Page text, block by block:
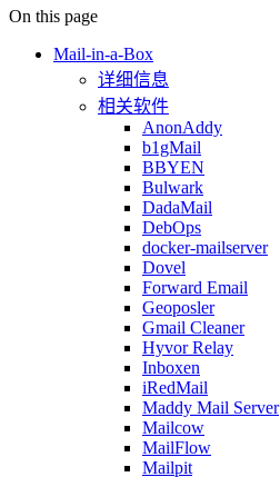
On this page
Mail-in-a-Box
详细信息
相关软件
AnonAddy
b1gMail
BBYEN
Bulwark
DadaMail
DebOps
docker-mailserver
Dovel
Forward Email
Geoposler
Gmail Cleaner
Hyvor Relay
Inboxen
iRedMail
Maddy Mail Server
Mailcow
MailFlow
Mailpit